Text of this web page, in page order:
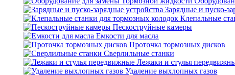
Зарядные и пуско-
Клепальные
Пескоструйные камеры
Емкости для масла
Проточка тормозных дисков
Сверлильные станки
Лежаки и стулья
Удаление выхлопных газов